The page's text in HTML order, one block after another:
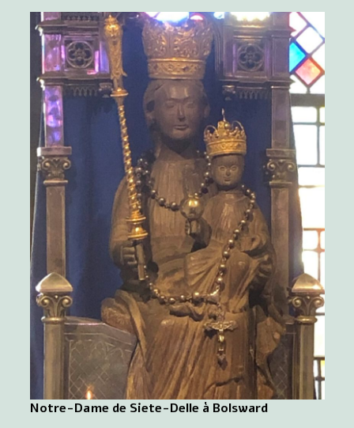
Notre-Dame de Siete-Delle à Bolsward